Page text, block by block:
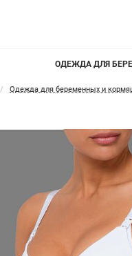
ОДЕЖДА ДЛЯ
Одежда для беременных и